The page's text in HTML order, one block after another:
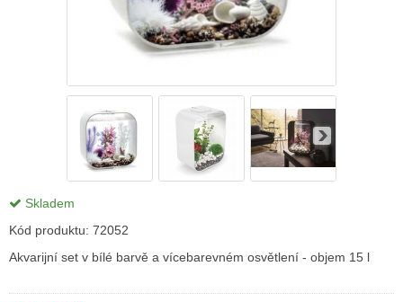
Skladem
Kód produktu: 72052
Akvarijní set v bílé barvě a vícebarevném osvětlení - objem 15 l